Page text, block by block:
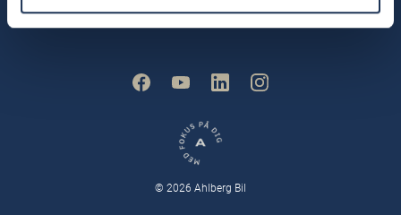
© 2026 Ahlberg Bil